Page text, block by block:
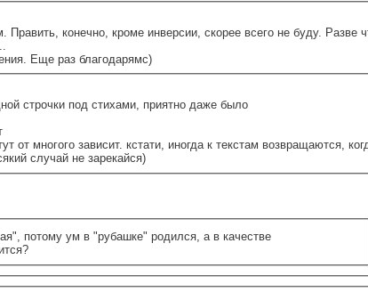
конечно, кроме инверсии, скорее всего не буду. Разве
Еще раз благодарямс)
строчки под стихами, приятно даже было
от многого зависит. кстати, иногда к текстам возвращаются,
случай не зарекайся)
потому ум в "рубашке" родился, а в качестве